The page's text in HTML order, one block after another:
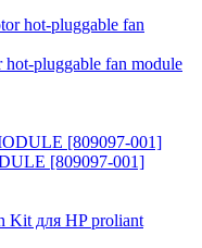
pluggable fan module
[809097-001]